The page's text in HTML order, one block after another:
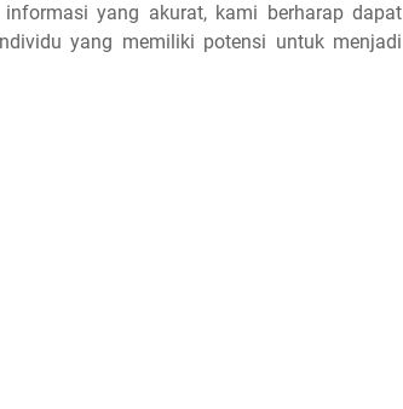
yang akurat, kami berharap dapat
yang memiliki potensi untuk menjadi